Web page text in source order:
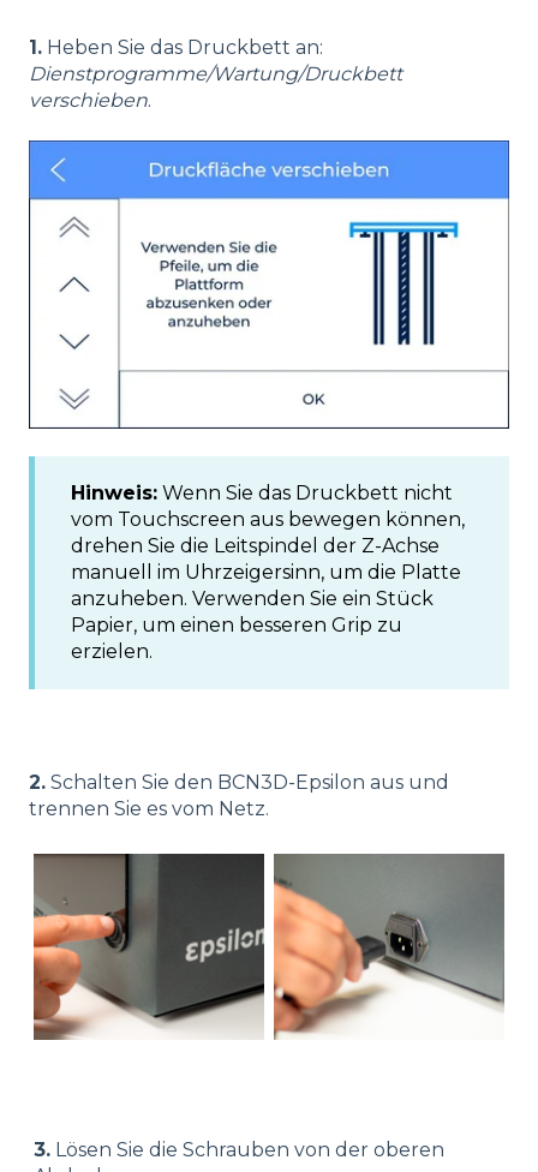
1. Heben Sie das Druckbett an:
Dienstprogramme/Wartung/Druckbett
verschieben.
Hinweis: Wenn Sie das Druckbett nicht
vom Touchscreen aus bewegen können,
drehen Sie die Leitspindel der Z-Achse
manuell im Uhrzeigersinn, um die Platte
anzuheben. Verwenden Sie ein Stück
Papier, um einen besseren Grip zu
erzielen.
2. Schalten Sie den BCN3D-Epsilon aus und
trennen Sie es vom Netz.
3. Lösen Sie die Schrauben von der oberen